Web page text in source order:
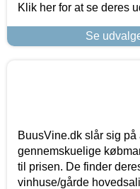
Klik her for at se deres
Se
BuusVine.dk slår sig
gennemskuelige
til prisen. De finder
vinhuse/gårde